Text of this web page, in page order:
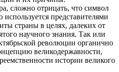
сложно отрицать, что символ
используется представителями
страны в целях, далеких от
научного знания. Так или
революции органично
великодержавности,
истории великого